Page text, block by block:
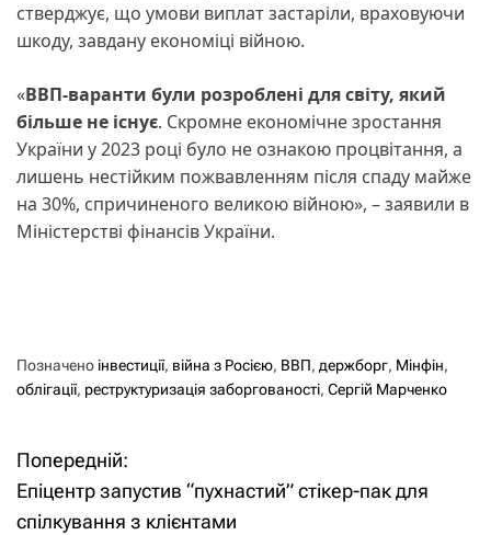
стверджує, що умови виплат застаріли, враховуючи
шкоду, завдану економіці війною.
«ВВП-варанти були розроблені для світу, який
більше не існує. Скромне економічне зростання
України у 2023 році було не ознакою процвітання, а
лишень нестійким пожвавленням після спаду майже
на 30%, спричиненого великою війною», – заявили в
Міністерстві фінансів України.
Позначено інвестиції, війна з Росією, ВВП, держборг, Мінфін,
облігації, реструктуризація заборгованості, Сергій Марченко
Н
а
Попередній:
Епіцентр запустив “пухнастий” стікер-пак для
спілкування з клієнтами